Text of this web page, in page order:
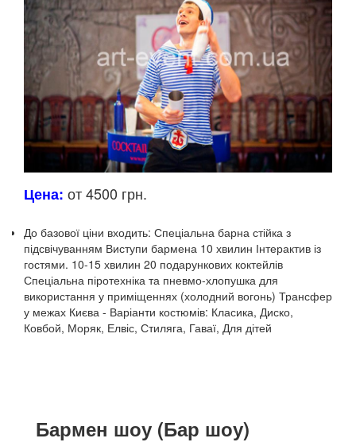
Цена: от 4500 грн.
До базової ціни входить: Спеціальна барна стійка з
підсвічуванням Виступи бармена 10 хвилин Інтерактив із
гостями. 10-15 хвилин 20 подарункових коктейлів
Спеціальна піротехніка та пневмо-хлопушка для
використання у приміщеннях (холодний вогонь) Трансфер
у межах Києва - Варіанти костюмів: Класика, Диско,
Ковбой, Моряк, Елвіс, Стиляга, Гаваї, Для дітей
Бармен шоу (Бар шоу)